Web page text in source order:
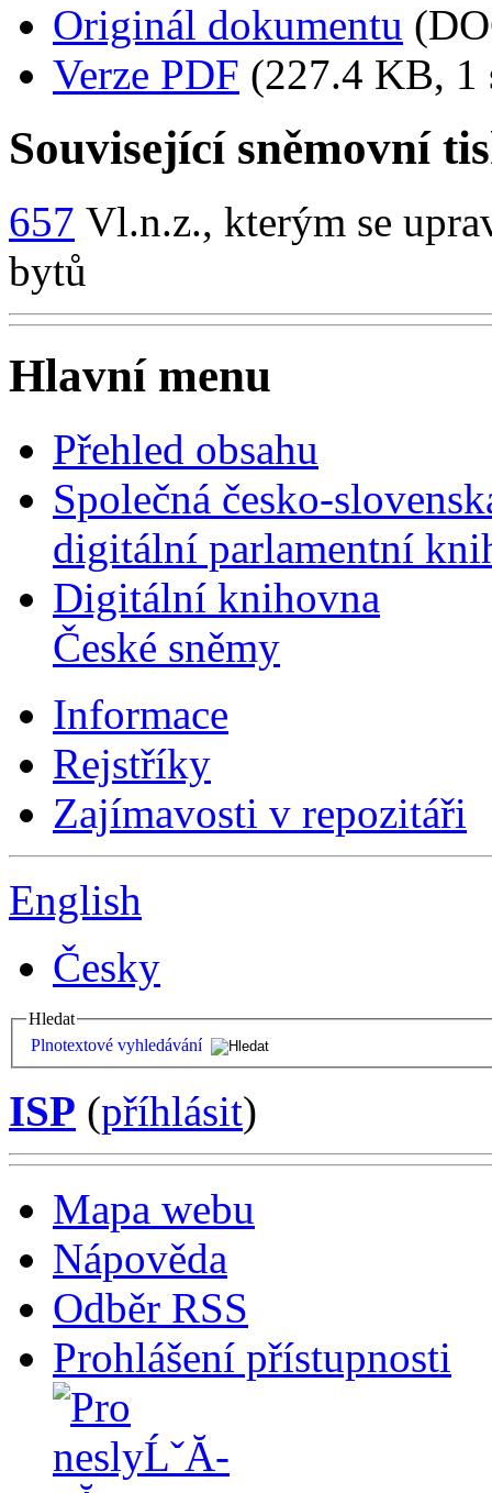
Originál dokumentu
Verze PDF (227.4 KB, 1
Související sněmovní
657 Vl.n.z., kterým se
bytů
Hlavní menu
Přehled obsahu
Společná česko-
digitální parlamentní
Digitální knihovna
České sněmy
Informace
Rejstříky
Zajímavosti v repozitáři
English
Česky
Hledat
Plnotextové vyhledávání
ISP (příhlásit)
Mapa webu
Nápověda
Odběr RSS
Prohlášení přístupnosti